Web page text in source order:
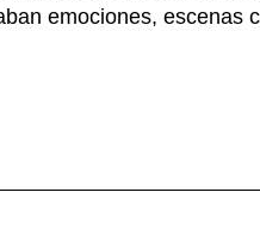
emociones, escenas